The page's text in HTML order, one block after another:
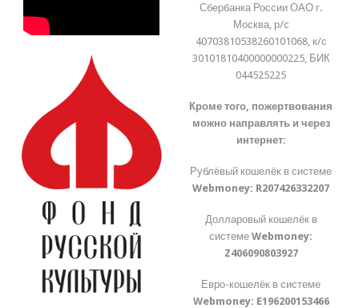
Сбербанка России ОАО г.
Москва, р/с
40703810538260101068, к/с
30101810400000000225, БИК
044525225
Кроме того, пожертвования
можно направлять и через
интернет:
Рублёвый кошелёк в системе
Webmoney: R207426332207
Долларовый кошелёк в
системеWebmoney:
Z406090803927
Евро-кошелёк в системе
Webmoney: E196200153466